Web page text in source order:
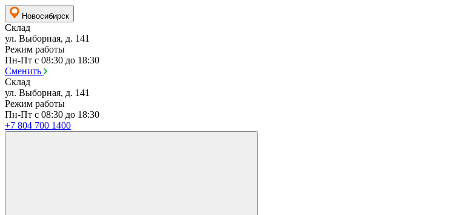
Новосибирск
Склад
ул. Выборная, д. 141
Режим работы
Пн-Пт с 08:30 до 18:30
Сменить
Склад
ул. Выборная, д. 141
Режим работы
Пн-Пт с 08:30 до 18:30
+7 804 700 1400